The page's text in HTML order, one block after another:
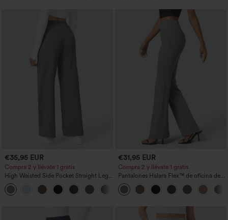
€35,95 EUR
Compra 2 y llévate 1 gratis
High Waisted Side Pocket Straight Leg
Work Pants
+23
€31,95 EUR
Compra 2 y llévate 1 gratis
Pantalones Halara Flex™ de oficina de
tiro alto ligeramente acampanados con
bolsillos